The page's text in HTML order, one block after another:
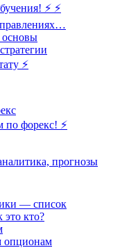
⚡ ⚡
⚡️
по форекс! ⚡
прогнозы
— список
кто?
опционам